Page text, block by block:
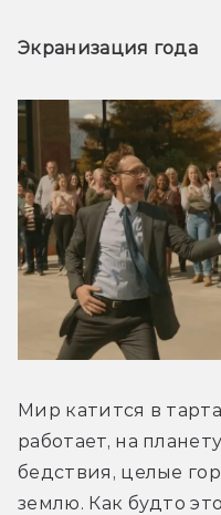
Экранизация года
Мир катится в
работает, на
бедствия, целые
землю. Как будто